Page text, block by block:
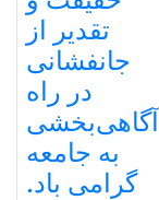
تقدیر از
جانفشانی
در راه
آگاهی‌بخشی
به جامعه
گرامی باد.